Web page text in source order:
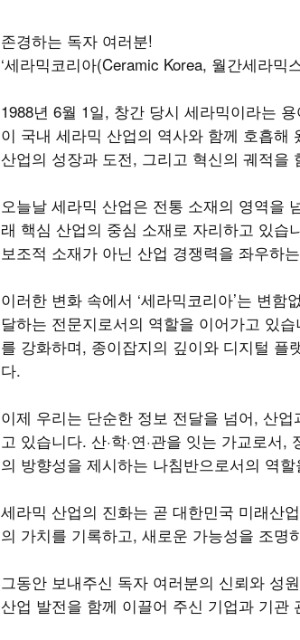
존경하는 독자 여러분!
‘세라믹코리아(Ceramic Korea, 월간세라믹
1988년 6월 1일, 창간 당시 세라믹이라는
이 국내 세라믹 산업의 역사와 함께 호흡해
산업의 성장과 도전, 그리고 혁신의 궤적을
오늘날 세라믹 산업은 전통 소재의 영역을
래 핵심 산업의 중심 소재로 자리하고 있
보조적 소재가 아닌 산업 경쟁력을 좌우하
이러한 변화 속에서 ‘세라믹코리아’는 변
달하는 전문지로서의 역할을 이어가고 있
를 강화하며, 종이잡지의 깊이와 디지털 플
다.
이제 우리는 단순한 정보 전달을 넘어, 산
고 있습니다. 산·학·연·관을 잇는 가교로
의 방향성을 제시하는 나침반으로서의 역
세라믹 산업의 진화는 곧 대한민국 미래산
의 가치를 기록하고, 새로운 가능성을 조
그동안 보내주신 독자 여러분의 신뢰와 성
산업 발전을 함께 이끌어 주신 기업과 기관